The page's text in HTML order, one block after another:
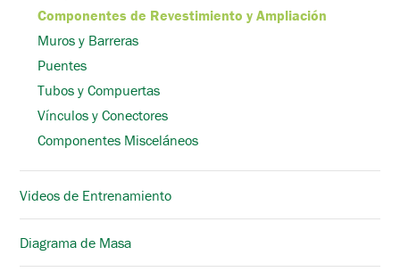
Componentes de Revestimiento y Ampliación
Muros y Barreras
Puentes
Tubos y Compuertas
Vínculos y Conectores
Componentes Misceláneos
Videos de Entrenamiento
Diagrama de Masa